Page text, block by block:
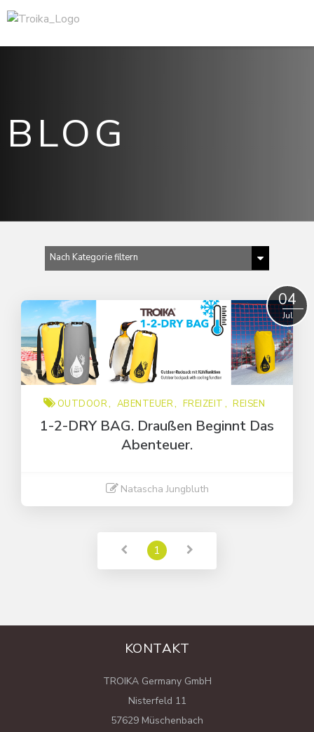
BLOG
Nach Kategorie filtern
Abenteuer
Freizeit
Outdoor
Reisen
04
Jul
OUTDOOR ABENTEUER FREIZEIT REISEN
1-2-DRY BAG. Draußen Beginnt Das
Abenteuer.
Natascha Jungbluth
1
KONTAKT
TROIKA Germany GmbH
Nisterfeld 11
57629 Müschenbach